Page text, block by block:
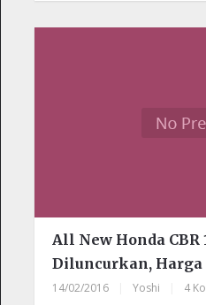
All New Honda CBR
Diluncurkan, Harga
14/02/2016 Yoshi 4